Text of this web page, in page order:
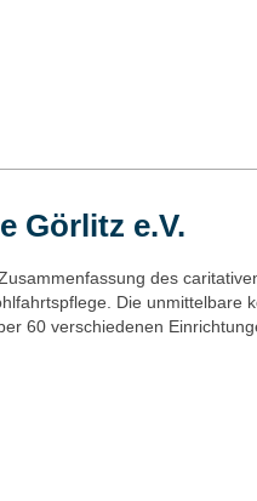
Görlitz e.V.
des
Die unmittelbare
60 verschiedenen